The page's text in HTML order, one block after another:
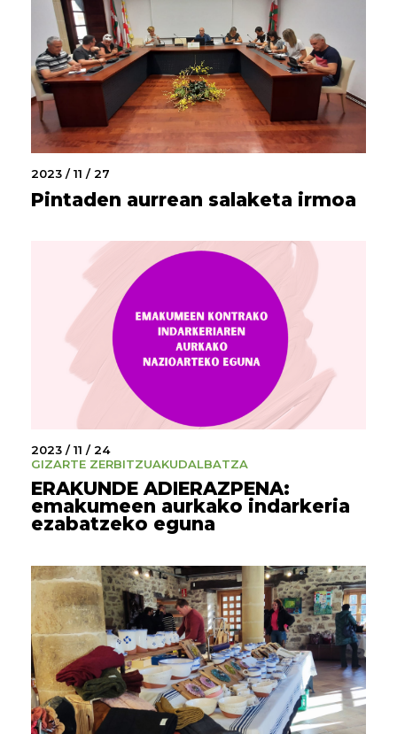
2023 / 11 / 27
Pintaden aurrean salaketa irmoa
2023 / 11 / 24
GIZARTE ZERBITZUAKUDALBATZA
ERAKUNDE ADIERAZPENA:
emakumeen aurkako indarkeria
ezabatzeko eguna